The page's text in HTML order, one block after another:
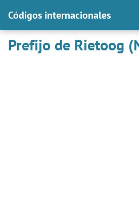
Códigos internacionales
Prefijo de Rietoog